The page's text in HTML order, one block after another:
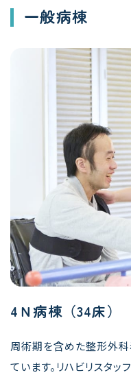
一般病棟
4Ｎ病棟（34床）
周術期を含めた整形外科
ています。リハビリスタッ